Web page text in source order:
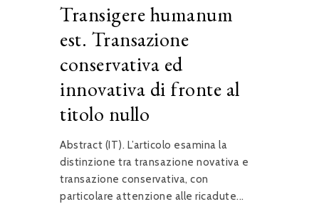
Transigere humanum
est. Transazione
conservativa ed
innovativa di fronte al
titolo nullo
Abstract (IT). L’articolo esamina la
distinzione tra transazione novativa e
transazione conservativa, con
particolare attenzione alle ricadute...